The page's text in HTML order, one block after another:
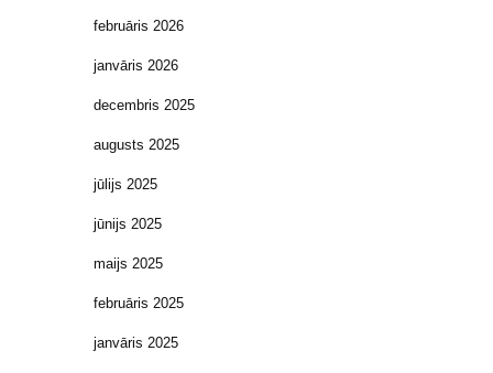
februāris 2026
janvāris 2026
decembris 2025
augusts 2025
jūlijs 2025
jūnijs 2025
maijs 2025
februāris 2025
janvāris 2025